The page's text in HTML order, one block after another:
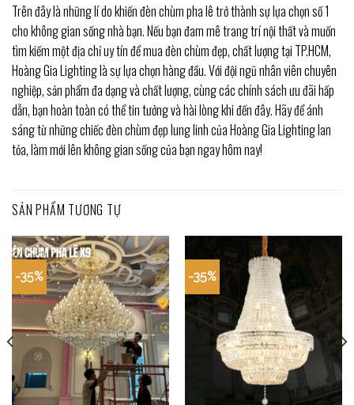
Trên đây là những lí do khiến đèn chùm pha lê trở thành sự lựa chọn số 1
cho không gian sống nhà bạn. Nếu bạn đam mê trang trí nội thất và muốn
tìm kiếm một địa chỉ uy tín để mua đèn chùm đẹp, chất lượng tại TP.HCM,
Hoàng Gia Lighting là sự lựa chọn hàng đầu. Với đội ngũ nhân viên chuyên
nghiệp, sản phẩm đa dạng và chất lượng, cùng các chính sách ưu đãi hấp
dẫn, bạn hoàn toàn có thể tin tưởng và hài lòng khi đến đây. Hãy để ánh
sáng từ những chiếc đèn chùm đẹp lung linh của Hoàng Gia Lighting lan
tỏa, làm mới lên không gian sống của bạn ngay hôm nay!
SẢN PHẨM TƯƠNG TỰ
-35% -35%